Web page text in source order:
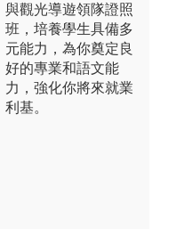
與觀光導遊領隊證照
班，培養學生具備多
元能力，為你奠定良
好的專業和語文能
力，強化你將來就業
利基。